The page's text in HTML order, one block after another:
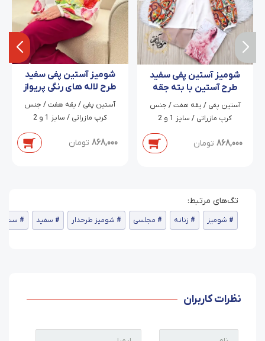
شومیز آستین پفی سفید
طرح آستین با بته جقه
های نارنجی زر دخت
آستین پفی / یقه هفت / جنس
کرپ مازراتی / سایز 1 و 2
868,000 تومان
شومیز آستین پفی سفید
طرح لاله های رنگی پریواز
آستین پفی / یقه هفت / جنس
کرپ مازراتی / سایز 1 و 2
868,000 تومان
شومیز زنانه مجلسی شومیز طرحدار سفید ست
نظرات کاربران